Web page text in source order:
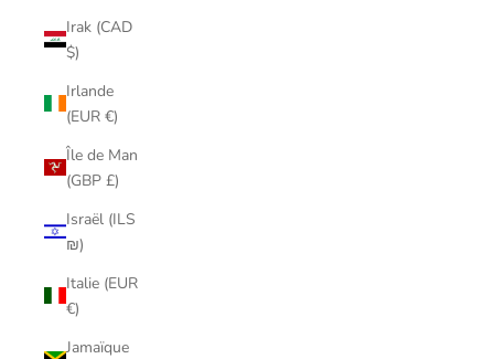
Irak (CAD
$)
Irlande
(EUR €)
Île de Man
(GBP £)
Israël (ILS
₪)
Italie (EUR
€)
Jamaïque